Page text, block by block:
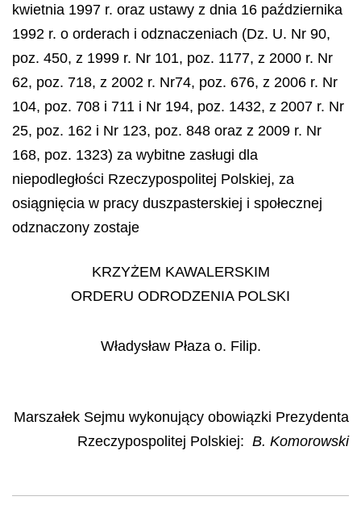
kwietnia 1997 r. oraz ustawy z dnia 16 października
1992 r. o orderach i odznaczeniach (Dz. U. Nr 90,
poz. 450, z 1999 r. Nr 101, poz. 1177, z 2000 r. Nr
62, poz. 718, z 2002 r. Nr74, poz. 676, z 2006 r. Nr
104, poz. 708 i 711 i Nr 194, poz. 1432, z 2007 r. Nr
25, poz. 162 i Nr 123, poz. 848 oraz z 2009 r. Nr
168, poz. 1323) za wybitne zasługi dla
niepodległości Rzeczypospolitej Polskiej, za
osiągnięcia w pracy duszpasterskiej i społecznej
odznaczony zostaje
KRZYŻEM KAWALERSKIM
ORDERU ODRODZENIA POLSKI
Władysław Płaza o. Filip.
Marszałek Sejmu wykonujący obowiązki Prezydenta
Rzeczypospolitej Polskiej: B. Komorowski